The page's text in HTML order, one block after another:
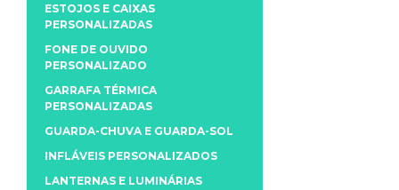
ESTOJOS E CAIXAS
PERSONALIZADAS
FONE DE OUVIDO
PERSONALIZADO
GARRAFA TÉRMICA
PERSONALIZADAS
GUARDA-CHUVA E GUARDA-SOL
INFLÁVEIS PERSONALIZADOS
LANTERNAS E LUMINÁRIAS